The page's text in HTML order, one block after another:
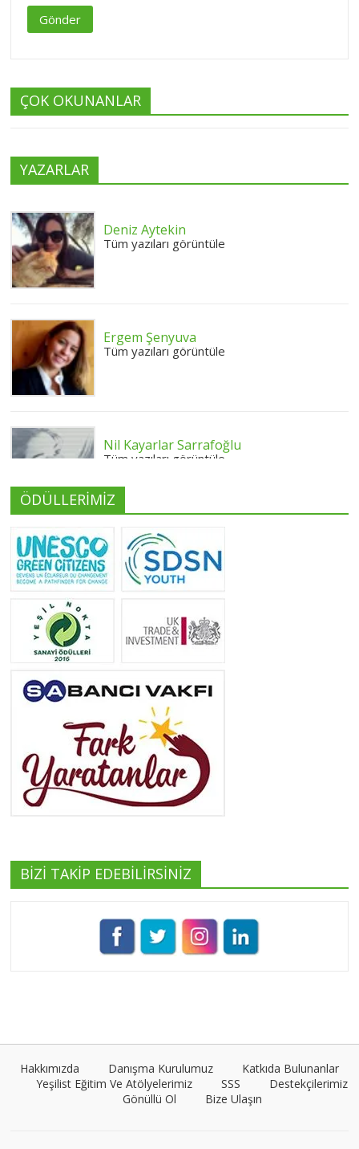
Gönder
ÇOK OKUNANLAR
YAZARLAR
Deniz Aytekin
Tüm yazıları görüntüle
Ergem Şenyuva
Tüm yazıları görüntüle
Nil Kayarlar Sarrafoğlu
Tüm yazıları görüntüle
Yeliz Yılmaz
Tüm yazıları görüntüle
Yeşilist
Tüm yazıları görüntüle
ÖDÜLLERİMİZ
BİZİ TAKİP EDEBİLİRSİNİZ
Hakkımızda Danışma Kurulumuz
Katkıda Bulunanlar
Yeşilist Eğitim Ve Atölyelerimiz
SSS
Destekçilerimiz
Gönüllü Ol
Bize Ulaşın